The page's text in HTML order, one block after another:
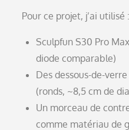
Pour ce projet, j’ai utilisé :
Sculpfun S30 Pro
diode comparable)
Des dessous-de-
(ronds, ~8,5 cm de
Un morceau de
comme matériau de